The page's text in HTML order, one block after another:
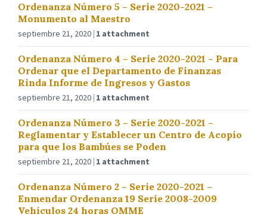
Ordenanza Número 5 – Serie 2020-2021 –
Monumento al Maestro
septiembre 21, 2020 1 attachment
Ordenanza Número 4 – Serie 2020-2021 – Para
Ordenar que el Departamento de Finanzas
Rinda Informe de Ingresos y Gastos
septiembre 21, 2020 1 attachment
Ordenanza Número 3 – Serie 2020-2021 –
Reglamentar y Establecer un Centro de Acopio
para que los Bambúes se Poden
septiembre 21, 2020 1 attachment
Ordenanza Número 2 – Serie 2020-2021 –
Enmendar Ordenanza 19 Serie 2008-2009
Vehículos 24 horas OMME